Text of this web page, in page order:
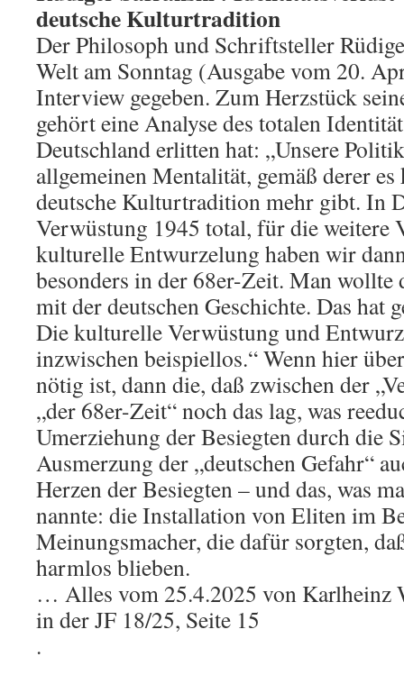
deutsche Kulturtradition
Der Philosoph und Schriftsteller
Welt am Sonntag (Ausgabe vom 20.
Interview gegeben. Zum Herzstück
gehört eine Analyse des totalen
Deutschland erlitten hat: „Unsere
allgemeinen Mentalität, gemäß derer
deutsche Kulturtradition mehr gibt. In
Verwüstung 1945 total, für die weitere
kulturelle Entwurzelung haben wir
besonders in der 68er-Zeit. Man wollte
mit der deutschen Geschichte. Das hat
Die kulturelle Verwüstung und
inzwischen beispiellos.“ Wenn hier
nötig ist, dann die, daß zwischen der
„der 68er-Zeit“ noch das lag, was
Umerziehung der Besiegten durch die
Ausmerzung der „deutschen Gefahr“
Herzen der Besiegten – und das, was
nannte: die Installation von Eliten im
Meinungsmacher, die dafür sorgten,
harmlos blieben.
… Alles vom 25.4.2025 von Karlheinz
in der JF 18/25, Seite 15
.